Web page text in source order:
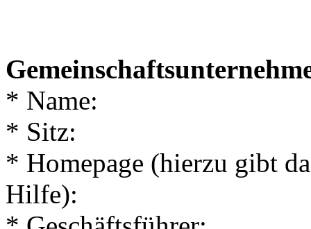
* Name:
* Sitz:
* Homepage (hierzu gibt
Hilfe):